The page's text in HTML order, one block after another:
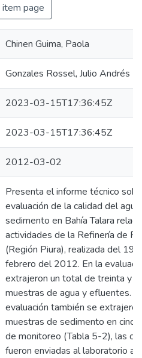
page
Chinen Guima, Paola
Gonzales Rossel, Julio Andrés
2023-03-15T17:36:45Z
2023-03-15T17:36:45Z
2012-03-02
Presenta el informe técnico
evaluación de la calidad del
sedimento en Bahía Talara
actividades de la Refinería de
(Región Piura), realizada del 19
febrero del 2012. En la
extrajeron un total de treinta y
muestras de agua y efluentes.
evaluación también se extrajeron
muestras de sedimento en
de monitoreo (Tabla 5-2), las
fueron enviadas al laboratorio